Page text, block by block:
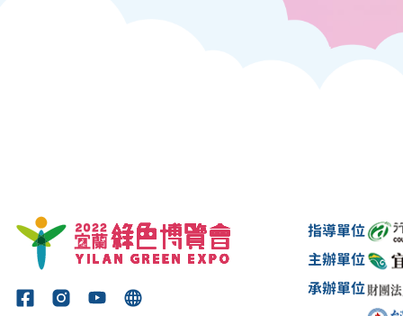
指導單位
主辦單位
承辦單位